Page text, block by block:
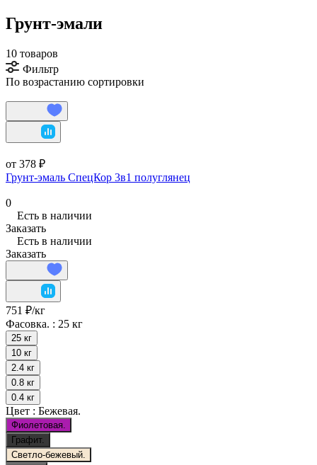
Грунт-эмали
10 товаров
Фильтр
По возрастанию сортировки
от 378 ₽
Грунт-эмаль СпецКор 3в1 полуглянец
0
Есть в наличии
Заказать
Есть в наличии
Заказать
751 ₽/кг
Фасовка. : 25 кг
25 кг
10 кг
2.4 кг
0.8 кг
0.4 кг
Цвет : Бежевая.
Фиолетовая.
Графит.
Светло-бежевый.